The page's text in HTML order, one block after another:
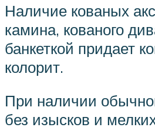
Наличие кованых
камина, кованого
банкеткой придает
колорит.
При наличии
без изысков и